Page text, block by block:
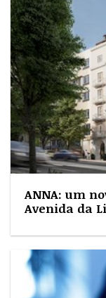
ANNA: um
Avenida da